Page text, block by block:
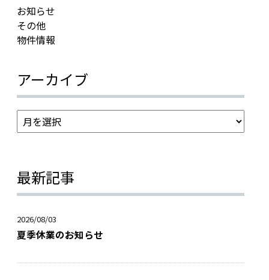
お知らせ
その他
物件情報
アーカイブ
最新記事
2026/08/03
夏季休業のお知らせ